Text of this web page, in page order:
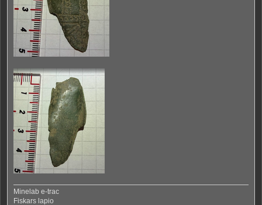
Minelab e-trac
Fiskars lapio